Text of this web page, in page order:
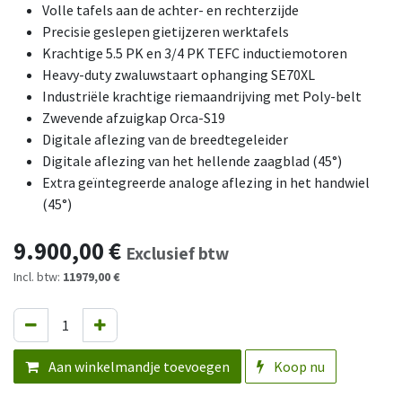
Volle tafels aan de achter- en rechterzijde
Precisie geslepen gietijzeren werktafels
Krachtige 5.5 PK en 3/4 PK TEFC inductiemotoren
Heavy-duty zwaluwstaart ophanging SE70XL
Industriële krachtige riemaandrijving met Poly-belt
Zwevende afzuigkap Orca-S19
Digitale aflezing van de breedtegeleider
Digitale aflezing van het hellende zaagblad (45°)
Extra geïntegreerde analoge aflezing in het handwiel
(45°)
9.900,00€ Exclusief btw
Incl. btw: 11979,00 €
Aan winkelmandje toevoegen Koop nu